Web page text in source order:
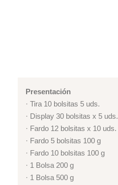
Presentación
· Tira 10 bolsitas 5 uds.
· Display 30 bolsitas x 5 uds.
· Fardo 12 bolsitas x 10 uds.
· Fardo 5 bolsitas 100 g
· Fardo 10 bolsitas 100 g
· 1 Bolsa 200 g
· 1 Bolsa 500 g